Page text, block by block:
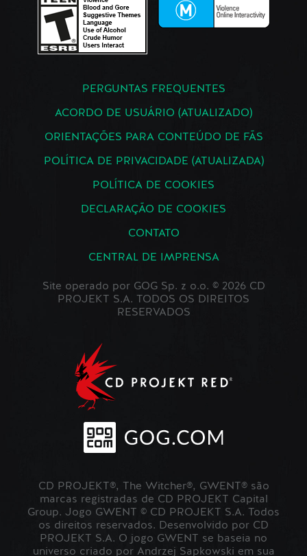
PERGUNTAS FREQUENTES
ACORDO DE USUÁRIO (ATUALIZADO)
ORIENTAÇÕES PARA CONTEÚDO DE FÃS
POLÍTICA DE PRIVACIDADE (ATUALIZADA)
POLÍTICA DE COOKIES
DECLARAÇÃO DE COOKIES
CONTATO
CENTRAL DE IMPRENSA
Site operado por GOG Sp. z o.o. © 2026 CD
PROJEKT S.A. TODOS OS DIREITOS
RESERVADOS
CD PROJEKT®, The Witcher®, GWENT® são
marcas registradas de CD PROJEKT Capital
Group. Jogo GWENT © CD PROJEKT S.A. Todos
os direitos reservados. Desenvolvido por CD
PROJEKT S.A. O jogo GWENT se baseia no
universo criado por Andrzej Sapkowski em sua